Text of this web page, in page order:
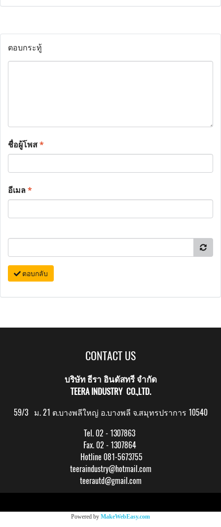
ตอบกระทู้
ชื่อผู้โพส*
อีเมล*
ตอบกลับ
CONTACT US
บริษัท ธีรา อินดัสทรี จำกัด
TEERA INDUSTRY CO.,LTD.
59/3 ม. 21 ต.บางพลีใหญ่ อ.บางพลี จ.สมุทรปราการ 10540
Tel. 02 - 1307863
Fax. 02 - 1307864
Hotline 081-5673755
teeraindustry@hotmail.com
teerautd@gmail.com
Powered by MakeWebEasy.com